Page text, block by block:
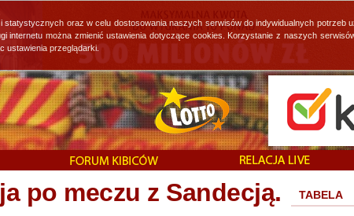
po meczu z Sandecją. TABELA
oraz w celu dostosowania naszych serwisów do indywidualnych potrzeb
internetu można zmienić ustawienia dotyczące cookies. Korzystanie z naszych
ustawienia przeglądarki.